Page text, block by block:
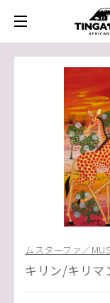
ムスターファ／
キリン/キリ